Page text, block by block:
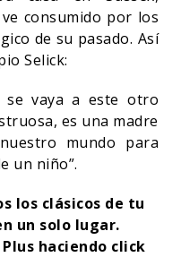
consumido por los
de su pasado. Así
Selick:
vaya a este otro
es una madre
mundo para
un niño”.
los clásicos de tu
un solo lugar.
haciendo click